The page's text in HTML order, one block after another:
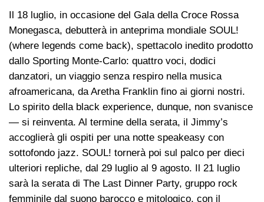
Il 18 luglio, in occasione del Gala della Croce Rossa
Monegasca, debutterà in anteprima mondiale SOUL!
(where legends come back), spettacolo inedito prodotto
dallo Sporting Monte-Carlo: quattro voci, dodici
danzatori, un viaggio senza respiro nella musica
afroamericana, da Aretha Franklin fino ai giorni nostri.
Lo spirito della black experience, dunque, non svanisce
— si reinventa. Al termine della serata, il Jimmy’s
accoglierà gli ospiti per una notte speakeasy con
sottofondo jazz. SOUL! tornerà poi sul palco per dieci
ulteriori repliche, dal 29 luglio al 9 agosto. Il 21 luglio
sarà la serata di The Last Dinner Party, gruppo rock
femminile dal suono barocco e mitologico, con il